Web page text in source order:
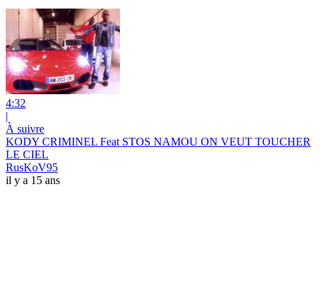
4:32
|
À suivre
KODY CRIMINEL Feat STOS NAMOU ON VEUT TOUCHER
LE CIEL
RusKoV95
il y a 15 ans